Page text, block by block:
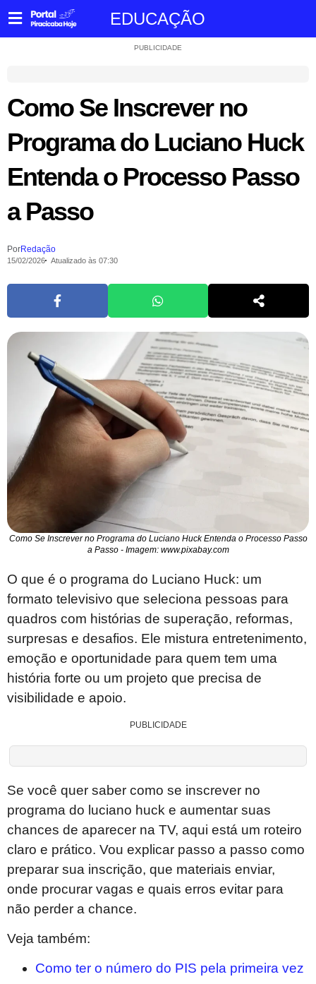
EDUCAÇÃO
PUBLICIDADE
Como Se Inscrever no
Programa do Luciano Huck
Entenda o Processo Passo
a Passo
PorRedação
15/02/2026 Atualizado às 07:30
Como Se Inscrever no Programa do Luciano Huck Entenda o Processo Passo
a Passo - Imagem: www.pixabay.com
O que é o programa do Luciano Huck: um
formato televisivo que seleciona pessoas para
quadros com histórias de superação, reformas,
surpresas e desafios. Ele mistura entretenimento,
emoção e oportunidade para quem tem uma
história forte ou um projeto que precisa de
visibilidade e apoio.
PUBLICIDADE
Se você quer saber como se inscrever no
programa do luciano huck e aumentar suas
chances de aparecer na TV, aqui está um roteiro
claro e prático. Vou explicar passo a passo como
preparar sua inscrição, que materiais enviar,
onde procurar vagas e quais erros evitar para
não perder a chance.
Veja também:
Como ter o número do PIS pela primeira vez